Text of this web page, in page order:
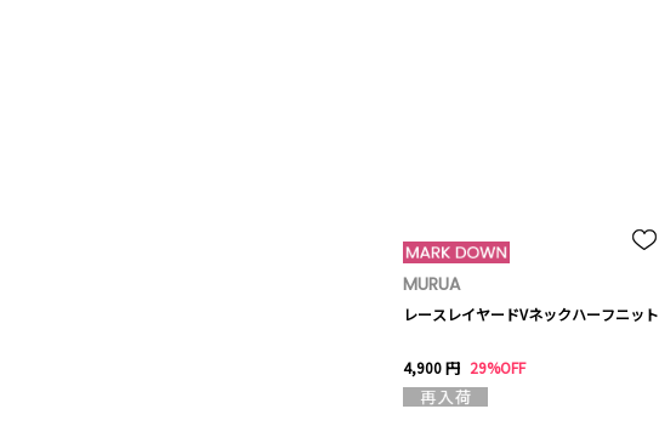
MURUA
レースレイヤードVネックハーフニット
4,900 円 29%OFF